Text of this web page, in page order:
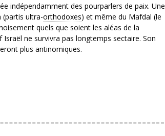
indépendamment des pourparlers de paix. Une
(partis ultra-orthodoxes) et même du Mafdal (le
quels que soient les aléas de la
Israël ne survivra pas longtemps sectaire. Son
plus antinomiques.